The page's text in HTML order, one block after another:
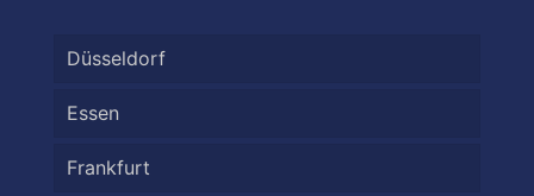
Düsseldorf
Essen
Frankfurt